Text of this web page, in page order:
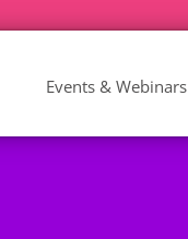
Events & Webinars